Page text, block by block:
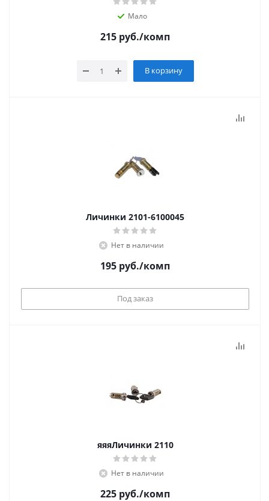
Мало
215 руб./комп
В корзину
Личинки 2101-6100045
Нет в наличии
195 руб./комп
Под заказ
яяяЛичинки 2110
Нет в наличии
225 руб./комп